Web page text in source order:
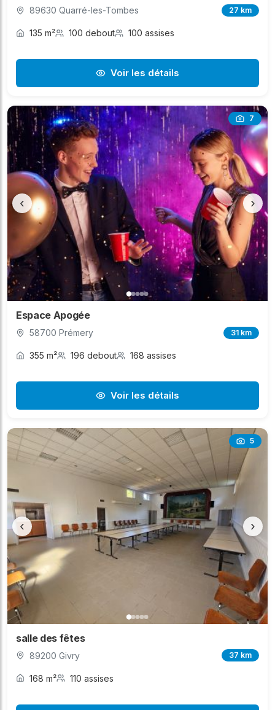
89630 Quarré-les-Tombes 27 km
135 m² 100 debout 100 assises
Voir les détails
7
‹ ›
Espace Apogée
58700 Prémery 31 km
355 m² 196 debout 168 assises
Voir les détails
5
‹ ›
salle des fêtes
89200 Givry 37 km
168 m² 110 assises